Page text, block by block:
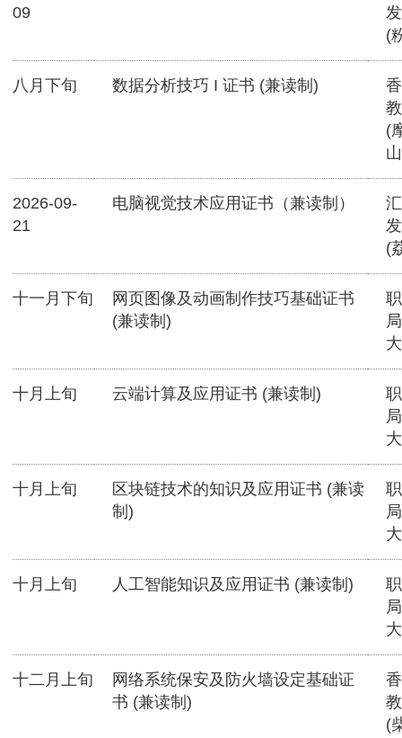
09
(
八月下旬 数据分析技巧 I 证书 (兼读制)
(
2026-09-
21
电脑视觉技术应用证书（兼读制）
(
十一月下旬
网页图像及动画制作技巧基础证书
(兼读制)
十月上旬 云端计算及应用证书 (兼读制)
十月上旬
区块链技术的知识及应用证书 (兼读
制)
十月上旬 人工智能知识及应用证书 (兼读制)
十二月上旬
网络系统保安及防火墙设定基础证
书 (兼读制)
(